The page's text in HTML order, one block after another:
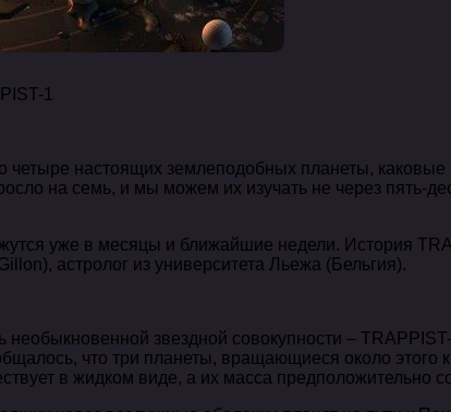
1
четыре настоящих землеподобных планеты,
на семь, и мы можем их изучать не через пять-
уже в месяцы и ближайшие недели. История
астролог из университета Льежа (Бельгия).
звездной совокупности –
что три планеты, вращающиеся около этого
в жидком виде, а их масса предположительно